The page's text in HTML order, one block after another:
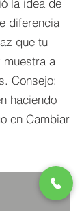
la idea de
diferencia
que tu
a
Consejo:
haciendo
en Cambiar